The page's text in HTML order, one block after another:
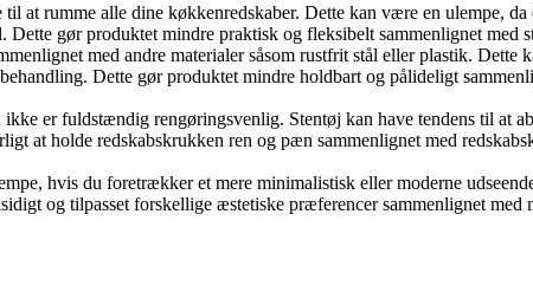
at rumme alle dine køkkenredskaber. Dette kan være en ulempe,
gør produktet mindre praktisk og fleksibelt sammenlignet med
med andre materialer såsom rustfrit stål eller plastik. Dette
Dette gør produktet mindre holdbart og pålideligt
er fuldstændig rengøringsvenlig. Stentøj kan have tendens til at
at holde redskabskrukken ren og pæn sammenlignet med
hvis du foretrækker et mere minimalistisk eller moderne
og tilpasset forskellige æstetiske præferencer sammenlignet med